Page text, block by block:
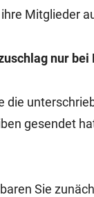
Mitglieder
nur
die
gesendet
Sie